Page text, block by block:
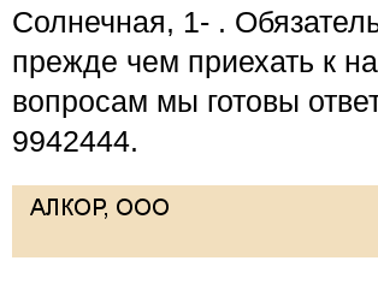
Солнечная, 1- .
прежде чем приехать к
вопросам мы готовы
9942444.